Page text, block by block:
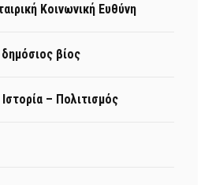
Κοινωνική Ευθύνη
βίος
– Πολιτισμός